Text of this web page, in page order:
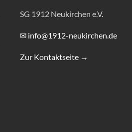
SG 1912 Neukirchen e.V.
✉ info@1912-neukirchen.de
Zur Kontaktseite →